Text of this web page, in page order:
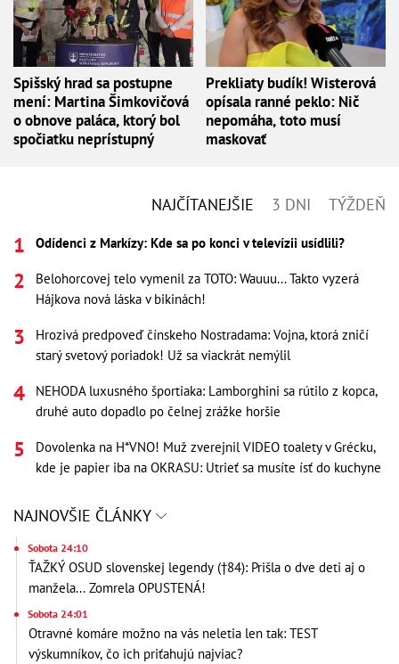
Spišský hrad sa postupne
mení: Martina Šimkovičová
o obnove paláca, ktorý bol
spočiatku neprístupný
Prekliaty budík! Wisterová
opísala ranné peklo: Nič
nepomáha, toto musí
maskovať
NAJČÍTANEJŠIE 3 DNI TÝŽDEŇ
Odídenci z Markízy: Kde sa po konci v televízii usídlili?
Belohorcovej telo vymenil za TOTO: Wauuu... Takto vyzerá
Hájkova nová láska v bikinách!
Hrozivá predpoveď čínskeho Nostradama: Vojna, ktorá zničí
starý svetový poriadok! Už sa viackrát nemýlil
NEHODA luxusného športiaka: Lamborghini sa rútilo z kopca,
druhé auto dopadlo po čelnej zrážke horšie
Dovolenka na H*VNO! Muž zverejnil VIDEO toalety v Grécku,
kde je papier iba na OKRASU: Utrieť sa musíte ísť do kuchyne
NAJNOVŠIE ČLÁNKY
Sobota 24:10
ŤAŽKÝ OSUD slovenskej legendy (†84): Prišla o dve deti aj o
manžela... Zomrela OPUSTENÁ!
Sobota 24:01
Otravné komáre možno na vás neletia len tak: TEST
výskumníkov, čo ich priťahujú najviac?